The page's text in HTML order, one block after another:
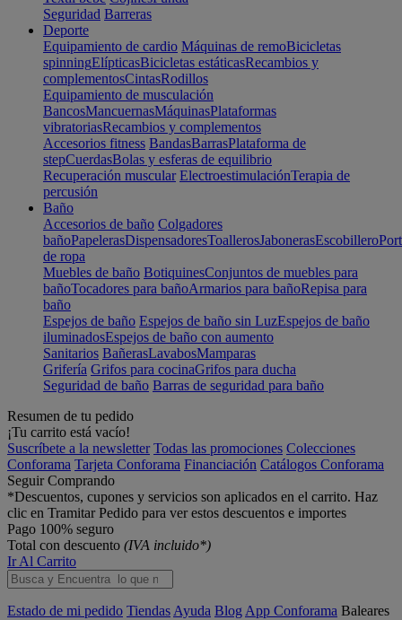
Seguridad Barreras
Deporte
Equipamiento de cardio Máquinas de remoBicicletas
spinningElípticasBicicletas estáticasRecambios y
complementosCintasRodillos
Equipamiento de musculación
BancosMancuernasMáquinasPlataformas
vibratoriasRecambios y complementos
Accesorios fitness BandasBarrasPlataforma de
stepCuerdasBolas y esferas de equilibrio
Recuperación muscular ElectroestimulaciónTerapia de
percusión
Baño
Accesorios de baño Colgadores
bañoPapelerasDispensadoresToallerosJabonerasEscobillero
de ropa
Muebles de baño BotiquinesConjuntos de muebles para
bañoTocadores para bañoArmarios para bañoRepisa para
baño
Espejos de baño Espejos de baño sin LuzEspejos de baño
iluminadosEspejos de baño con aumento
Sanitarios BañerasLavabosMamparas
Grifería Grifos para cocinaGrifos para ducha
Seguridad de baño Barras de seguridad para baño
Resumen de tu pedido
¡Tu carrito está vacío!
Suscríbete a la newsletter Todas las promociones Colecciones
Conforama Tarjeta Conforama Financiación Catálogos Conforama
Seguir Comprando
*Descuentos, cupones y servicios son aplicados en el carrito. Haz
clic en Tramitar Pedido para ver estos descuentos e importes
Pago 100% seguro
Total con descuento (IVA incluido*)
Ir Al Carrito
Estado de mi pedido Tiendas Ayuda Blog App Conforama Baleares